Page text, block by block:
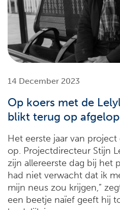
14 December 2023
Op koers met de
blikt terug op
Het eerste jaar van
op. Projectdirecteur Stijn
zijn allereerste dag bij het
had niet verwacht dat ik
mijn neus zou krijgen,”
een beetje naïef geeft hij